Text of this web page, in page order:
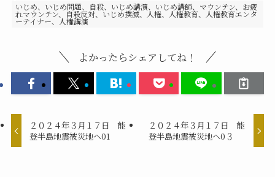
いじめ、いじめ問題、自殺、いじめ講演、いじめ講師、マウンテン、お疲
れマウンテン、自殺反対、いじめ撲滅、人権、人権教育、人権教育エンタ
ーテイナー、人権講演
よかったらシェアしてね！
２０２４年３月１７日 能
登半島地震被災地へ01
２０２４年３月１７日 能
登半島地震被災地へ0３